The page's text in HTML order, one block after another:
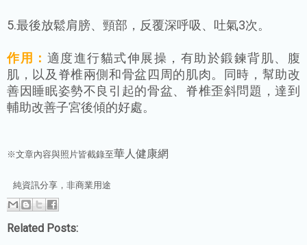
5.最後放鬆肩膀、頸部，反覆深呼吸、吐氣3次。
作用： 適度進行貓式伸展操，有助於鍛鍊背肌、腹
肌，以及脊椎兩側和骨盆四周的肌肉。同時，幫助改
善因睡眠姿勢不良引起的骨盆、脊椎歪斜問題，達到
輔助改善子宮後傾的好處。
※文章內容與照片皆截錄至華人 健康網
純資訊分享，非商業用途
Related Posts: